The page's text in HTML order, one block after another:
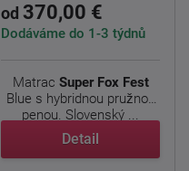
od 370,00 €
Dodáváme do 1-3 týdnů
Matrac Super Fox Fest
Blue s hybridnou pružnou
penou. Slovenský ...
Detail